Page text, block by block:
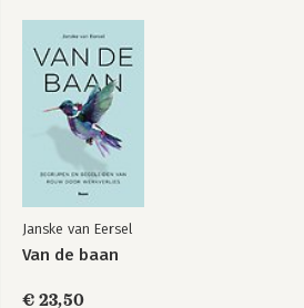
Janske van Eersel
Van de baan
€ 23,50